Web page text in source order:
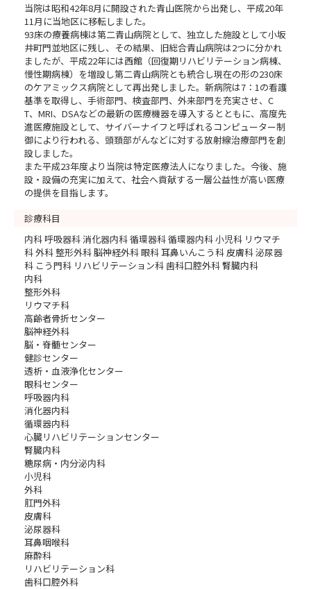
当院は昭和42年8月に開設された青山医院から出発し、平成20年
11月に当地区に移転しました。
93床の療養病棟は第二青山病院として、独立した施設として小坂
井町門並地区に残し、その結果、旧総合青山病院は2つに分かれ
ましたが、平成22年には西館（回復期リハビリテーション病棟、
慢性期病棟）を増設し第二青山病院とも統合し現在の形の230床
のケアミックス病院として再出発しました。新病院は7：1の看護
基準を取得し、手術部門、検査部門、外来部門を充実させ、C
T、MRI、DSAなどの最新の医療機器を導入するとともに、高度先
進医療施設として、サイバーナイフと呼ばれるコンピューター制
御により行われる、頭頚部がんなどに対する放射線治療部門を創
設しました。
また平成23年度より当院は特定医療法人になりました。今後、施
設・設備の充実に加えて、社会へ貢献する一層公益性が高い医療
の提供を目指します。
診療科目
内科 呼吸器科 消化器内科 循環器科 循環器内科 小児科 リウマチ
科 外科 整形外科 脳神経外科 眼科 耳鼻いんこう科 皮膚科 泌尿器
科 こう門科 リハビリテーション科 歯科口腔外科 腎臓内科
内科
整形外科
リウマチ科
高齢者骨折センター
脳神経外科
脳・脊髄センター
健診センター
透析・血液浄化センター
眼科センター
呼吸器内科
消化器内科
循環器内科
心臓リハビリテーションセンター
腎臓内科
糖尿病・内分泌内科
小児科
外科
肛門外科
皮膚科
泌尿器科
耳鼻咽喉科
麻酔科
リハビリテーション科
歯科口腔外科